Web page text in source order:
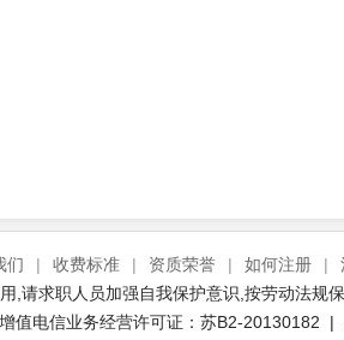
们 | 收费标准 | 资质荣誉 | 如何注册 |
,请求职人员加强自我保护意识,按劳动法规
值电信业务经营许可证：苏B2-20130182 |